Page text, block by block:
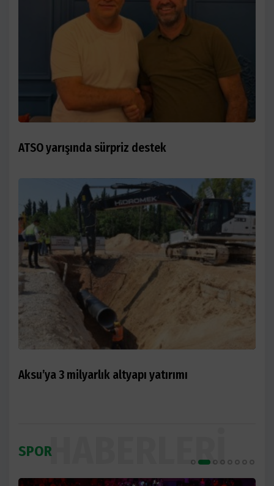
ATSO yarışında sürpriz destek
Aksu’ya 3 milyarlık altyapı yatırımı
SPORHABERLERI